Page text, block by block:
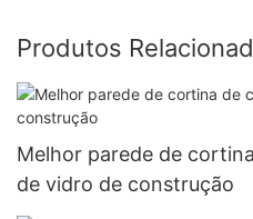
Produtos
Melhor parede de
de vidro de construção